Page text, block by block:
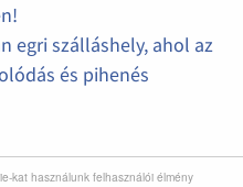
kat használunk felhasználói élmény
egri szálláshely, ahol az
és pihenés